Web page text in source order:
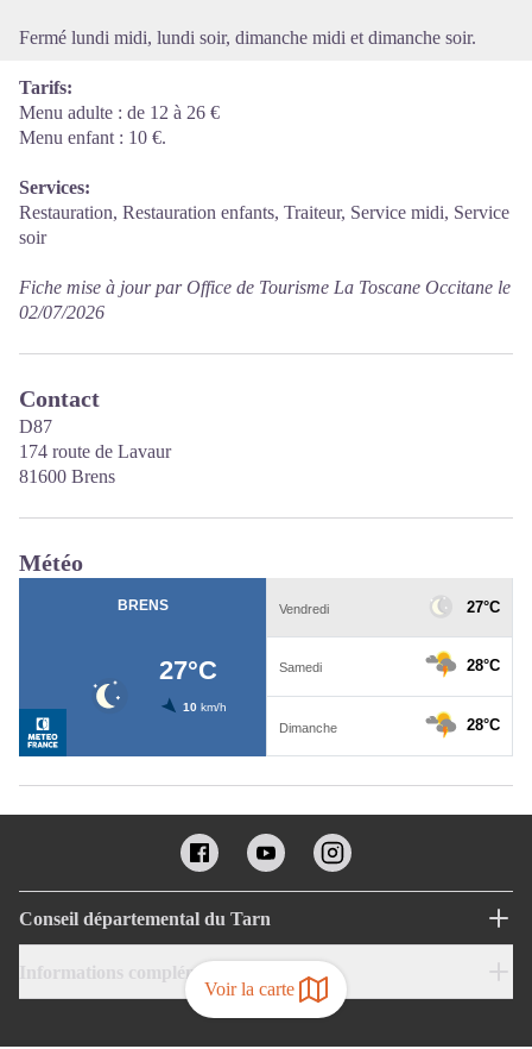
Voir la carte
Fermé lundi midi, lundi soir, dimanche midi et dimanche soir.
Tarifs:
Menu adulte : de 12 à 26 €
Menu enfant : 10 €.
Services:
Restauration, Restauration enfants, Traiteur, Service midi, Service
soir
Fiche mise à jour par Office de Tourisme La Toscane Occitane le
02/07/2026
Contact
D87
174 route de Lavaur
81600 Brens
Météo
Conseil départemental du Tarn
Informations complémentaires